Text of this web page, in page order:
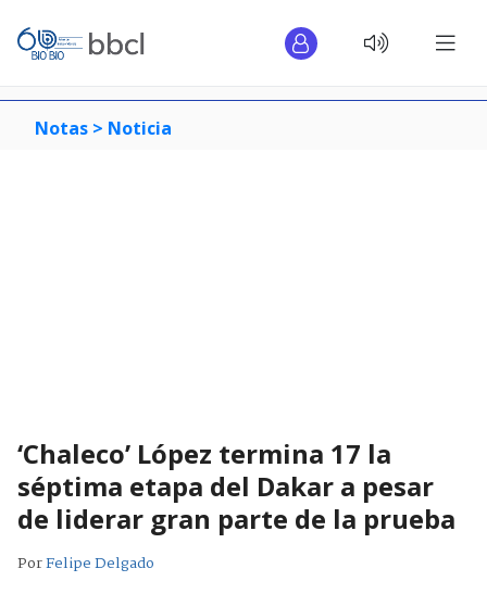
Notas > Noticia
‘Chaleco’ López termina 17 la
séptima etapa del Dakar a pesar
de liderar gran parte de la prueba
PorFelipe Delgado